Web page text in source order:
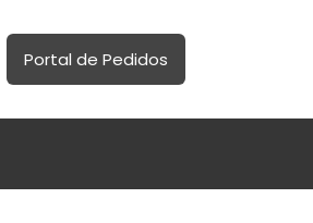
Portal de Pedidos